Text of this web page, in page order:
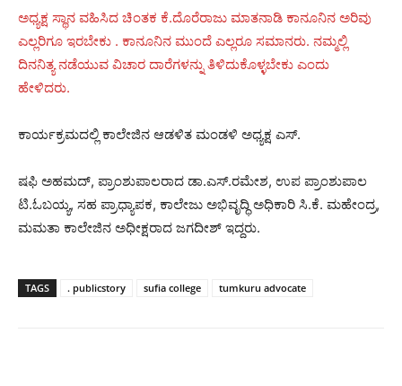
ಅಧ್ಯಕ್ಷ ಸ್ಥಾನ ವಹಿಸಿದ ಚಿಂತಕ ಕೆ.ದೊರೆರಾಜು ಮಾತನಾಡಿ ಕಾನೂನಿನ ಅರಿವು
ಎಲ್ಲರಿಗೂ ಇರಬೇಕು . ಕಾನೂನಿನ ಮುಂದೆ ಎಲ್ಲರೂ ಸಮಾನರು. ನಮ್ಮಲ್ಲಿ
ದಿನನಿತ್ಯ ನಡೆಯುವ ವಿಚಾರ ದಾರೆಗಳನ್ನು ತಿಳಿದುಕೊಳ್ಳಬೇಕು ಎಂದು
ಹೇಳಿದರು.
ಕಾರ್ಯಕ್ರಮದಲ್ಲಿ ಕಾಲೇಜಿನ ಆಡಳಿತ ಮಂಡಳಿ ಅಧ್ಯಕ್ಷ ಎಸ್.
ಷಫಿ ಅಹಮದ್, ಪ್ರಾಂಶುಪಾಲರಾದ ಡಾ.ಎಸ್‌.ರಮೇಶ, ಉಪ ಪ್ರಾಂಶುಪಾಲ
ಟಿ.ಓಬಯ್ಯ, ಸಹ ಪ್ರಾಧ್ಯಾಪಕ, ಕಾಲೇಜು ಅಭಿವೃದ್ಧಿ ಅಧಿಕಾರಿ ಸಿ.ಕೆ. ಮಹೇಂದ್ರ,
ಮಮತಾ ಕಾಲೇಜಿನ ಅಧೀಕ್ಷರಾದ ಜಗದೀಶ್ ಇದ್ದರು.
TAGS . publicstory sufia college tumkuru advocate